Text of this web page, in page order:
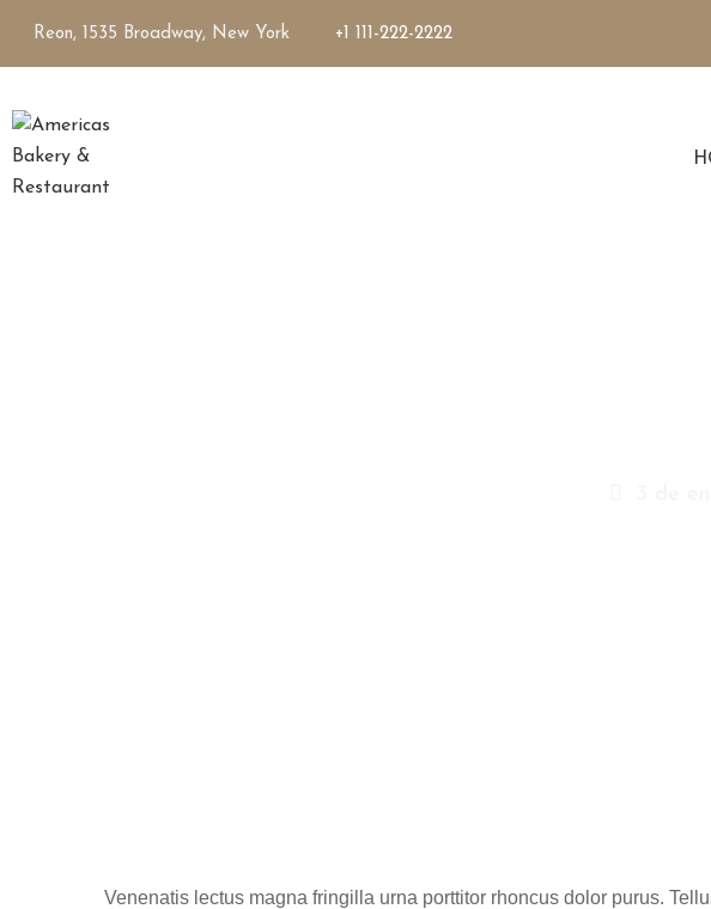
Reon, 1535 Broadway, New York +1 111-222-2222
Venenatis lectus magna fringilla urna porttitor rhoncus dolor purus.